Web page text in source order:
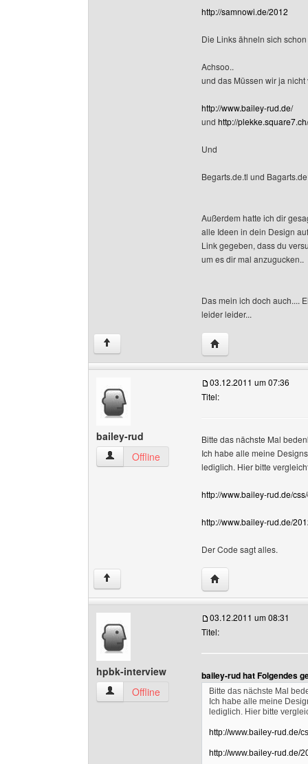
http://samnowi.de/2012
Die Links ähneln sich
Achsoo..
und das Müssen wir ja
http://www.bailey-rud.de/
und http://
Und
Begarts.de.tl und
Außerdem hatte ich dir
alle Ideen in dein Design
Link gegeben, dass du
um es dir mal anzugucken..
Das mein ich doch auch....
leider leider...
↑ Website dieses
bailey-rud
bailey-rud Benutzer-Profile anzeigen
Offline
03.12.2011 um 07:36
Titel:
Bitte das nächste Mal
Ich habe alle meine
lediglich. Hier bitte
http://www.bailey-rud.de/
http://www.bailey-rud.de/
Der Code sagt alles.
↑ Website dieses
hpbk-interview
hpbk-interview Benutzer-Profile anzeigen
Offline
03.12.2011 um 08:31
Titel:
bailey-rud hat Folgendes
Bitte das nächste Mal
Ich habe alle meine
lediglich. Hier bitte
http://www.bailey-rud.de/
http://www.bailey-rud.de/